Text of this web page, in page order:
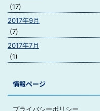
(17)
2017年9月
(7)
2017年7月
(1)
情報ページ
プライバシーポリシー